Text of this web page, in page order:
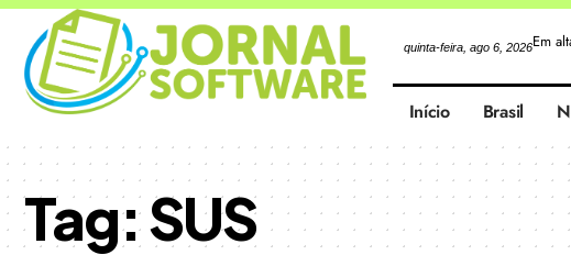
quinta-feira, ago 6, 2026Em
Início Brasil
Tag:SUS